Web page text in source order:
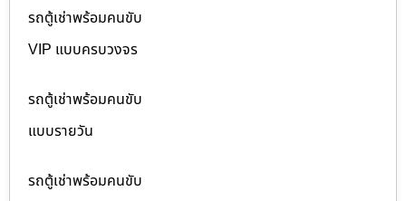
รถตู้เช่าพร้อมคนขับ
VIP แบบครบวงจร
รถตู้เช่าพร้อมคนขับ
แบบรายวัน
รถตู้เช่าพร้อมคนขับ